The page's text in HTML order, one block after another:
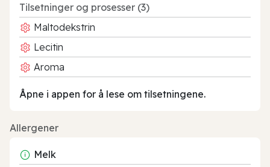
Tilsetninger og prosesser (3)
Maltodekstrin
Lecitin
Aroma
Åpne i appen for å lese om tilsetningene.
Allergener
Melk